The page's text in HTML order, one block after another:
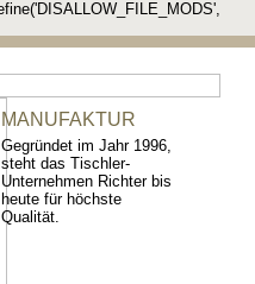
MANUFAKTUR
Gegründet im Jahr 1996,
steht das Tischler-
Unternehmen Richter bis
heute für höchste
Qualität.